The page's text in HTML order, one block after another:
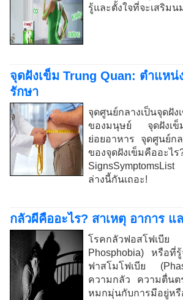
รู้และตั้งใจที่จะเสริม
จุดฝังเข็ม Trung Quan: ตำแหน่
รักษา
จุดศูนย์กลางเป็นจุดฝั
ของมนุษย์ จุดฝังเข็ม
ย่อยอาหาร จุดศูนย์ก
ของจุดฝังเข็มคืออะไ
ล่างนี้กันเถอะ!
กลัวผีคืออะไร? สาเหตุ อาการ แ
โรคกลัวฟอสโฟ
Phosphobia) หรือที่
ฟาสโมโฟเบีย
ความกลัว ความตื่น
หมกมุ่นกับการมีอยู่หรื